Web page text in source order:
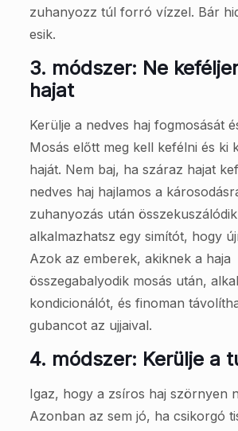
zuhanyozz túl forró vízzel. Bár
esik.
3. módszer: Ne
hajat
Kerülje a nedves haj fogmosását
Mosás előtt meg kell kefélni és ki
haját. Nem baj, ha száraz hajat
nedves haj hajlamos a
zuhanyozás után
alkalmazhatsz egy simítót, hogy
Azok az emberek, akiknek a haja
összegabalyodik mosás után,
kondicionálót, és finoman
gubancot az ujjaival.
4. módszer: Kerülje a
Igaz, hogy a zsíros haj szörnyen
Azonban az sem jó, ha csikorgó